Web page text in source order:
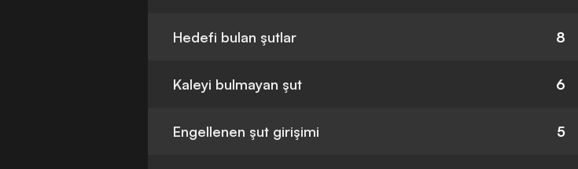
Hedefi bulan şutlar 8
Kaleyi bulmayan şut 6
Engellenen şut girişimi 5